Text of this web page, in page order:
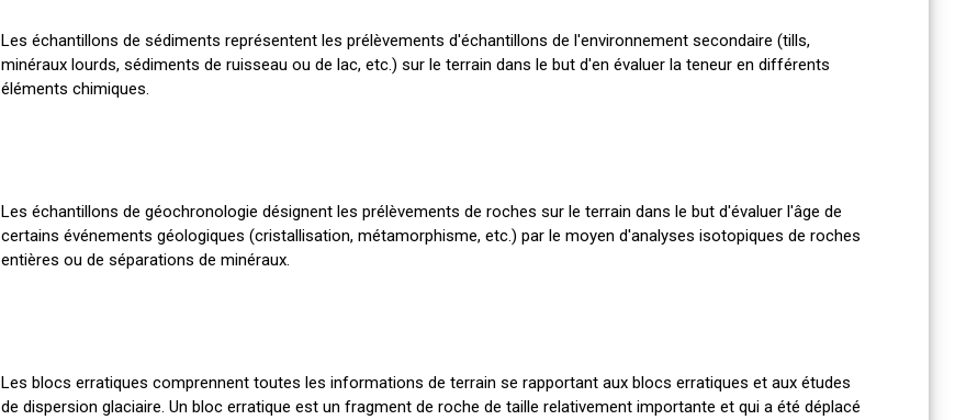
Les échantillons de sédiments représentent les prélèvements d'échantillons de l'environnement secondaire (tills,
minéraux lourds, sédiments de ruisseau ou de lac, etc.) sur le terrain dans le but d'en évaluer la teneur en différents
éléments chimiques.
Les échantillons de géochronologie désignent les prélèvements de roches sur le terrain dans le but d'évaluer l'âge de
certains événements géologiques (cristallisation, métamorphisme, etc.) par le moyen d'analyses isotopiques de roches
entières ou de séparations de minéraux.
Les blocs erratiques comprennent toutes les informations de terrain se rapportant aux blocs erratiques et aux études
de dispersion glaciaire. Un bloc erratique est un fragment de roche de taille relativement importante et qui a été déplacé